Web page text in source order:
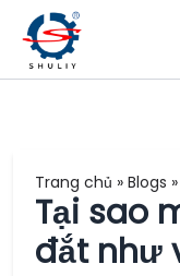
Trang chủ » Blogs »
Tại sao
đắt như